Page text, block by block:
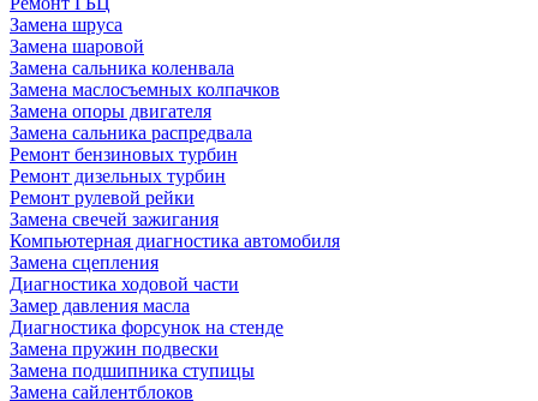
Замена шруса
Замена шаровой
Замена сальника коленвала
Замена маслосъемных колпачков
Замена опоры двигателя
Замена сальника распредвала
Ремонт бензиновых турбин
Ремонт дизельных турбин
Ремонт рулевой рейки
Замена свечей зажигания
Компьютерная диагностика автомобиля
Замена сцепления
Диагностика ходовой части
Замер давления масла
Диагностика форсунок на стенде
Замена пружин подвески
Замена подшипника ступицы
Замена сайлентблоков